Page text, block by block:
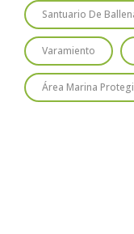
Santuario De
Varamiento
Área Marina